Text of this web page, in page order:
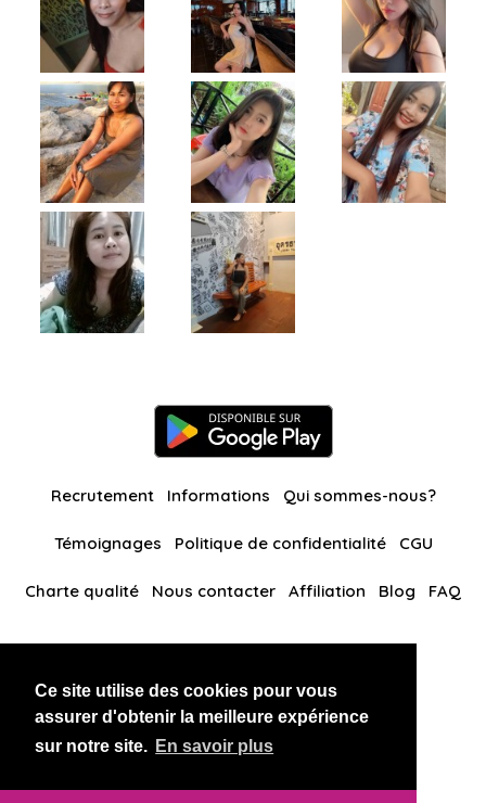
Ce site utilise des cookies pour vous
assurer d'obtenir la meilleure expérience
sur notre site. En savoir plus
Recrutement Informations Qui sommes-nous?
Témoignages Politique de confidentialité CGU
Charte qualité Nous contacter Affiliation Blog FAQ
BlackAndBeauties RussianKisses